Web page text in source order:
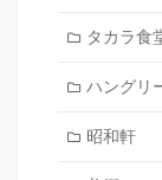
タカラ食
ハングリ
昭和軒